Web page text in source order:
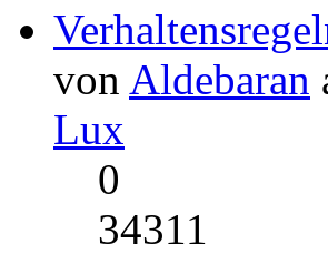
von Aldebaran
Lux
0
34311